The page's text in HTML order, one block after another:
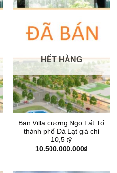
HẾT HÀNG
Bán Villa đường Ngô Tất Tố
thành phố Đà Lạt giá chỉ
10,5 tỷ
10.500.000.000₫